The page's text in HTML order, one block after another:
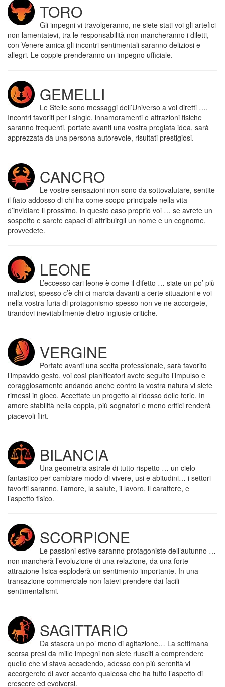
TORO
Gli impegni vi travolgeranno, ne siete stati voi gli artefici
non lamentatevi, tra le responsabilità non mancheranno i diletti,
con Venere amica gli incontri sentimentali saranno deliziosi e
allegri. Le coppie prenderanno un impegno ufficiale.
GEMELLI
Le Stelle sono messaggi dell’Universo a voi diretti ….
Incontri favoriti per i single, innamoramenti e attrazioni fisiche
saranno frequenti, portate avanti una vostra pregiata idea, sarà
apprezzata da una persona autorevole, risultati prestigiosi.
CANCRO
Le vostre sensazioni non sono da sottovalutare, sentite
il fiato addosso di chi ha come scopo principale nella vita
d’invidiare il prossimo, in questo caso proprio voi … se avrete un
sospetto e sarete capaci di attribuirgli un nome e un cognome,
provvedete.
LEONE
L’eccesso cari leone è come il difetto … siate un po’ più
maliziosi, spesso c’è chi ci marcia davanti a certe situazioni e voi
nella vostra furia di protagonismo spesso non ve ne accorgete,
tirandovi inevitabilmente dietro ingiuste critiche.
VERGINE
Portate avanti una scelta professionale, sarà favorito
l’impavido gesto, voi così pianificatori avete seguito l’impulso e
coraggiosamente andando anche contro la vostra natura vi siete
rimessi in gioco. Accettate un progetto al ridosso delle ferie. In
amore stabilità nella coppia, più sognatori e meno critici renderà
piacevoli flirt.
BILANCIA
Una geometria astrale di tutto rispetto … un cielo
fantastico per cambiare modo di vivere, usi e abitudini… i settori
favoriti saranno, l’amore, la salute, il lavoro, il carattere, e
l’aspetto fisico.
SCORPIONE
Le passioni estive saranno protagoniste dell’autunno …
non mancherà l’evoluzione di una relazione, da una forte
attrazione fisica esploderà un sentimento importante. In una
transazione commerciale non fatevi prendere dai facili
sentimentalismi.
SAGITTARIO
Da stasera un po’ meno di agitazione… La settimana
scorsa presi da mille impegni non siete riusciti a comprendere
quello che vi stava accadendo, adesso con più serenità vi
accorgerete di aver accanto qualcosa che ha tutto l’aspetto di
crescere ed evolversi.